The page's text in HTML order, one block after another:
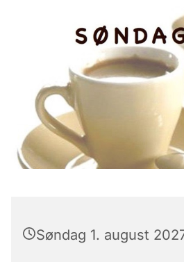
Søndag 1. august